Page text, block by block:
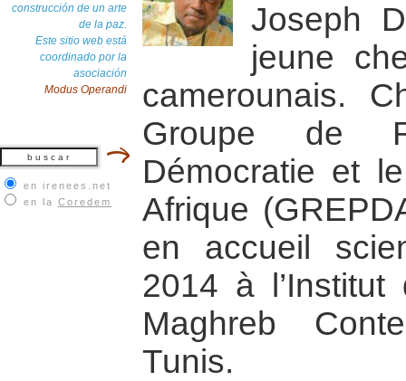
construcción de un arte
de la paz.
Este sitio web está
coordinado por la
asociación
Modus Operandi
en irenees.net
en la Coredem
Joseph
jeune
camerounais.
Groupe de
Démocratie et
Afrique
en accueil
2014 à
Maghreb
Tunis.